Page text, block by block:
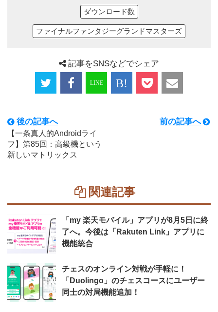
ダウンロード数
ファイナルファンタジーグランドマスターズ
記事をSNSなどでシェア
後の記事へ
【一条真人的Androidライ
フ】第85回：高級機という
新しいマトリックス
前の記事へ
関連記事
「my 楽天モバイル」アプリが8月5日に終
了へ。今後は「Rakuten Link」アプリに
機能統合
チェスのオンライン対戦が手軽に！
「Duolingo」のチェスコースにユーザー
同士の対局機能追加！